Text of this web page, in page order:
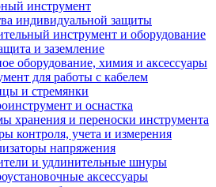
инструмент
индивидуальной защиты
инструмент и оборудование
и заземление
оборудование, химия и аксессуары
для работы с кабелем
и стремянки
и оснастка
хранения и переноски инструмента
контроля, учета и измерения
напряжения
и удлинительные шнуры
аксессуары